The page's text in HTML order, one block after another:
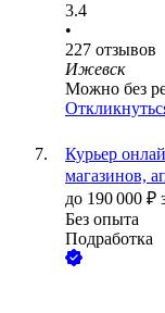
3.4
•
227 отзывов
Ижевск
Можно без
Курьер
магазинов,
до 190 000 ₽
Без опыта
Подработка